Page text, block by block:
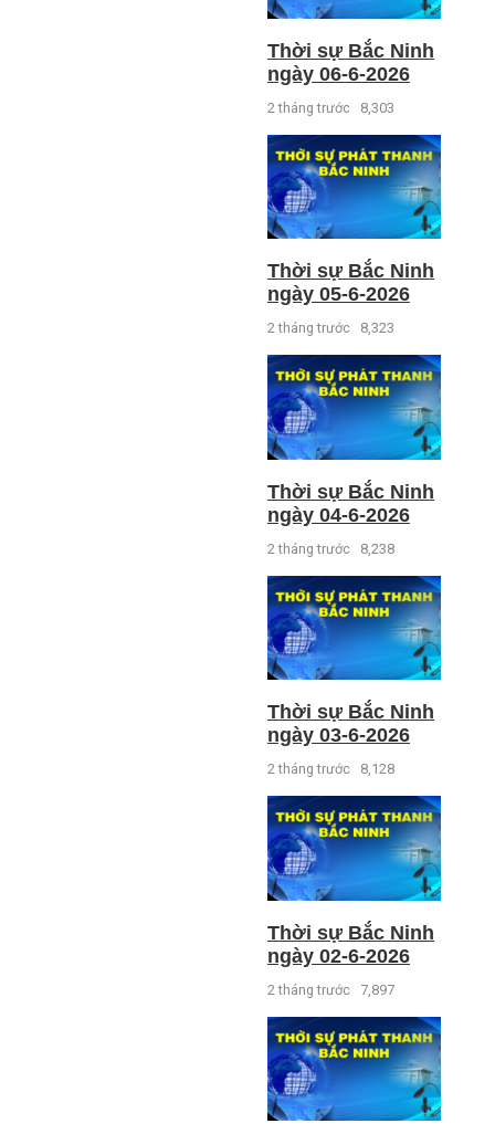
Thời sự Bắc Ninh
ngày 06-6-2026
2 tháng trước 8,303
Thời sự Bắc Ninh
ngày 05-6-2026
2 tháng trước 8,323
Thời sự Bắc Ninh
ngày 04-6-2026
2 tháng trước 8,238
Thời sự Bắc Ninh
ngày 03-6-2026
2 tháng trước 8,128
Thời sự Bắc Ninh
ngày 02-6-2026
2 tháng trước 7,897